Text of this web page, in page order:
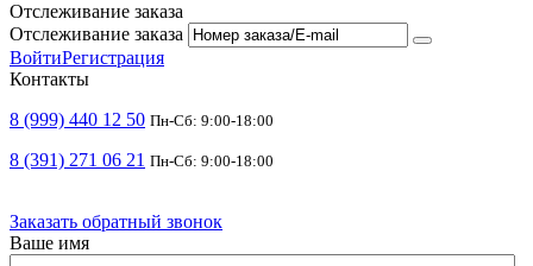
Отслеживание заказа
Отслеживание заказа
ВойтиРегистрация
Контакты
8 (999) 440 12 50 Пн-Сб: 9:00-18:00
8 (391) 271 06 21 Пн-Сб: 9:00-18:00
Заказать обратный звонок
Ваше имя